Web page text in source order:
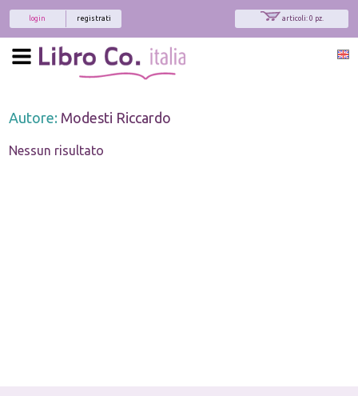
articoli: 0 pz.
registrati
login
Autore: Modesti Riccardo
Nessun risultato